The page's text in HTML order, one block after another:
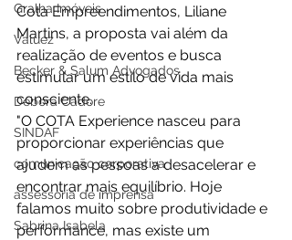
Gralha Imóveis
Valuez
Becker & Salum Advogados
Débora Cadore
SINDAF
comunicação corporativa
assessoria de imprensa
Sabrina Isabela
Cota Empreendimentos, Liliane
Martins, a proposta vai além da
realização de eventos e busca
estimular um estilo de vida mais
consciente.
"O COTA Experience nasceu para
proporcionar experiências que
ajudem as pessoas a desacelerar e
encontrar mais equilíbrio. Hoje
falamos muito sobre produtividade e
performance, mas existe um